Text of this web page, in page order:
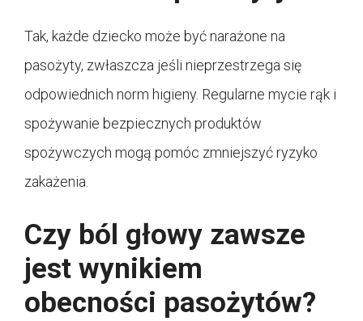
Tak, każde dziecko może być narażone na
pasożyty, zwłaszcza jeśli nieprzestrzega się
odpowiednich norm higieny. Regularne mycie rąk i
spożywanie bezpiecznych produktów
spożywczych mogą pomóc zmniejszyć ryzyko
zakażenia.
Czy ból głowy zawsze
jest wynikiem
obecności pasożytów?